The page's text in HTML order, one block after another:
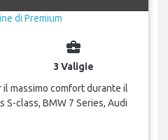
business_center
3 Valigie
il massimo comfort durante il
S-class, BMW 7 Series, Audi